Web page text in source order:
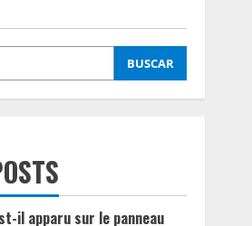
BUSCAR
il apparu sur le panneau